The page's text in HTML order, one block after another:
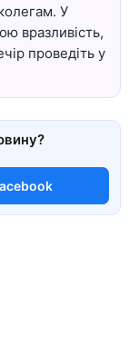
У
вразливість,
проведіть у